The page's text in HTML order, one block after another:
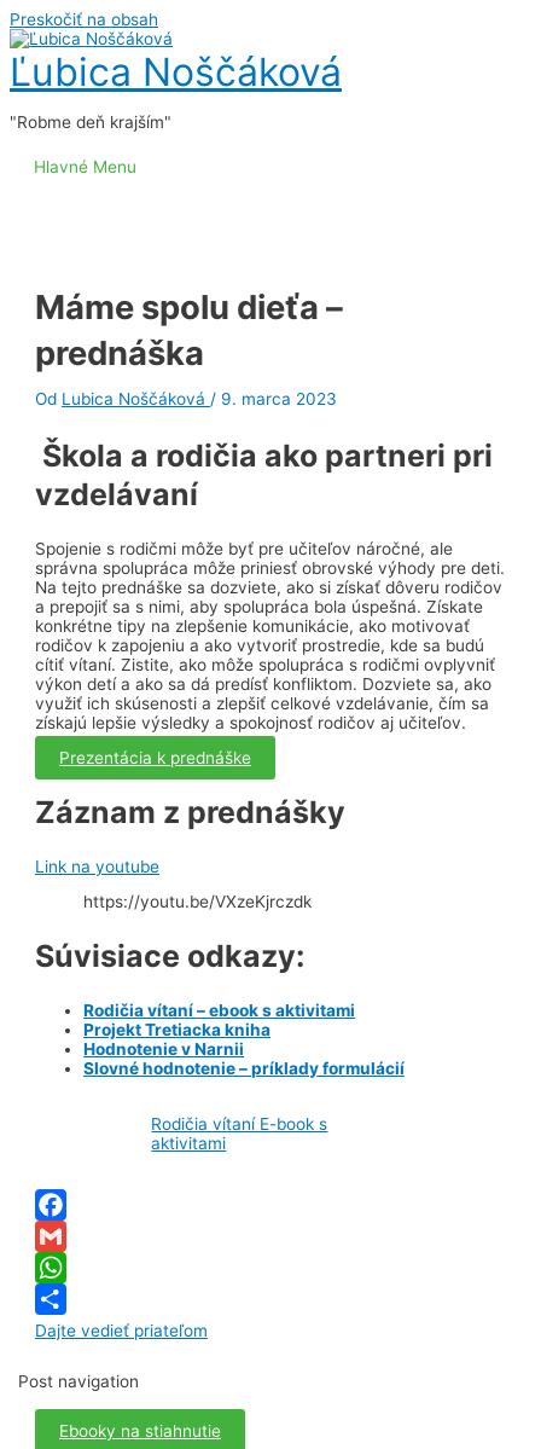
Preskočiť na obsah
Ľubica Noščáková
"Robme deň krajším"
Hlavné Menu
Máme spolu dieťa –
prednáška
Od Lubica Noščáková / 9. marca 2023
Škola a rodičia ako partneri pri
vzdelávaní
Spojenie s rodičmi môže byť pre učiteľov náročné, ale
správna spolupráca môže priniesť obrovské výhody pre deti.
Na tejto prednáške sa dozviete, ako si získať dôveru rodičov
a prepojiť sa s nimi, aby spolupráca bola úspešná. Získate
konkrétne tipy na zlepšenie komunikácie, ako motivovať
rodičov k zapojeniu a ako vytvoriť prostredie, kde sa budú
cítiť vítaní. Zistite, ako môže spolupráca s rodičmi ovplyvniť
výkon detí a ako sa dá predísť konfliktom. Dozviete sa, ako
využiť ich skúsenosti a zlepšiť celkové vzdelávanie, čím sa
získajú lepšie výsledky a spokojnosť rodičov aj učiteľov.
Prezentácia k prednáške
Záznam z prednášky
Link na youtube
https://youtu.be/VXzeKjrczdk
Súvisiace odkazy:
Rodičia vítaní – ebook s aktivitami
Projekt Tretiacka kniha
Hodnotenie v Narnii
Slovné hodnotenie – príklady formulácií
Rodičia vítaní E-book s
aktivitami
Facebook
Gmail
WhatsApp
Dajte vedieť priateľom
Post navigation
Ebooky na stiahnutie